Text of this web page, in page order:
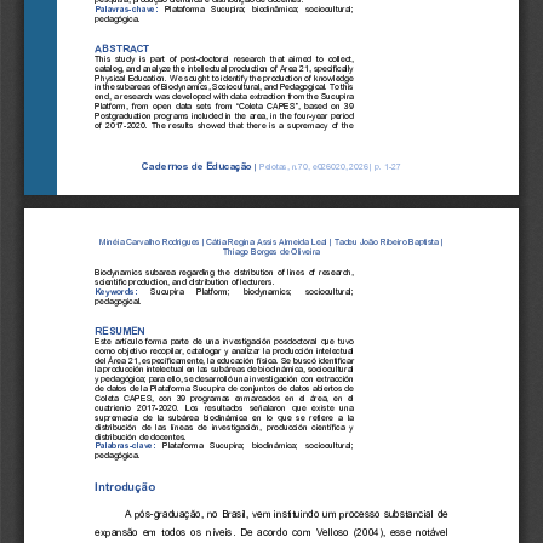
Cadernos de Educação | Pelotas, n.70 , e026020, 2026 | p. 1 27
Palavras chave: Plataforma
Sucupira;  biodinâmica;  sociocultural;
pedagógica.
ABSTRACT
This  study  is  part  of  post -doctoral  research  that  aimed  to  collect,
catalog, and analyze the intellectual production of Area 21, specifically
Physical Education. We sought to identify the production of knowledge
in the subareas of Biodynamics, Sociocultural, and Pedagogical. To this
end, a research was developed with data extraction from the Sucupira
Platform,  from  open  data  sets  from  “Coleta  CAPES”,  based  on  39
Postgraduation programs included in the area, in the four-year period
of 2017 2020. The results showed that there is a supremacy of the
Minéia Carvalho Rodrigues | Cátia Regina Assis Almeida Leal | Tadeu João Ribeiro Baptista |
Thiago Borges de Oliveira
Biodynamics subarea regarding the distribution of lines of research,
scientific production, and distribution of lecturers
Keywords:
Sucupira Platform;   biodynamics;
sociocultural;
pedagogical
RESUMEN
Este artículo forma parte de una investigación posdoctoral que tuvo
como objetivo recopilar, catalogar y analizar la producción intelectual
del Área 21, específicamente, la educación física. Se buscó identificar
la producción intelectual en las subáreas de biodinámica, sociocultural
y pedagógica; para ello, se desarrolló una investigación con extracción
de datos de la Plataforma Sucupira de conjuntos de datos abiertos de
Coleta  CAPES,  con  39  programas  enmarcados  en  el  área,  en  el
cuatrienio  2017- 2020.  Los  resultados  señalaron  que  existe  una
supremacía  de  la  subárea  biodinámica  en  lo  que  se  refiere  a  la
distribución  de  las  líneas  de  investigación,  producción  científica  y
distribución de docentes
Palabras clave: Plataforma
Sucupira;  biodinámica;  sociocultural;
pedagógica.
Introdução
A pós-graduação, no Brasil, vem instituindo um processo substancial de
expansão  em  todos  os  níveis.  De  acordo  com  Velloso  (2004),  esse  notável